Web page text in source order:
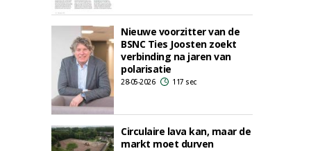
Nieuwe voorzitter van de
BSNC Ties Joosten zoekt
verbinding na jaren van
polarisatie
28-05-2026 117 sec
Circulaire lava kan, maar de
markt moet durven